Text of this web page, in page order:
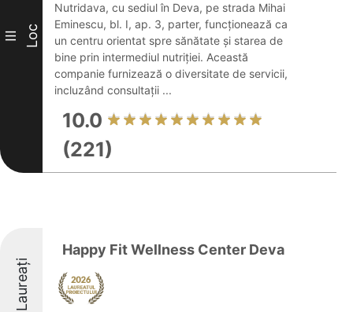
III Loc
Nutridava, cu sediul în Deva, pe strada Mihai
Eminescu, bl. I, ap. 3, parter, funcționează ca
un centru orientat spre sănătate și starea de
bine prin intermediul nutriției. Această
companie furnizează o diversitate de servicii,
incluzând consultații ...
10.0
(221)
Laureați
Happy Fit Wellness Center Deva